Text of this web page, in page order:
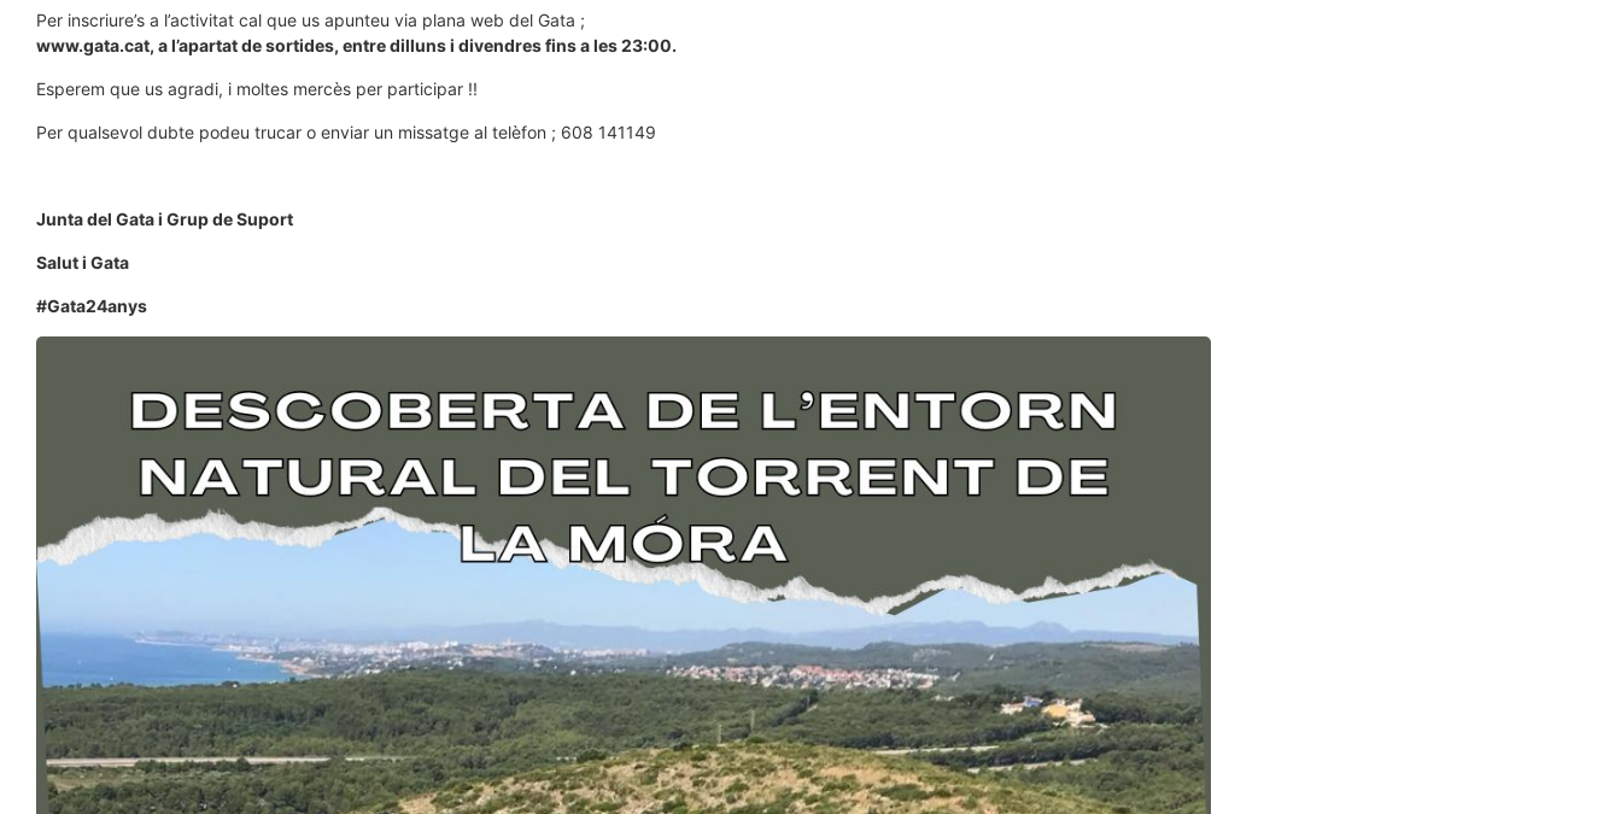
Per inscriure’s a l’activitat cal que us apunteu via plana web del Gata ;
www.gata.cat, a l’apartat de sortides, entre dilluns i divendres fins a les 23:00.
Esperem que us agradi, i moltes mercès per participar !!
Per qualsevol dubte podeu trucar o enviar un missatge al telèfon ; 608 141149
Junta del Gata i Grup de Suport
Salut i Gata
#Gata24anys